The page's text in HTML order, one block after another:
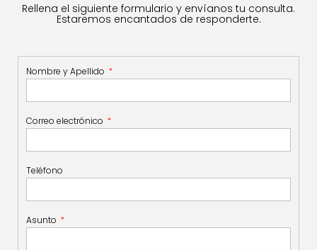
Rellena el siguiente formulario y envíanos tu consulta.
Estaremos encantados de responderte.
Nombre y Apellido
Correo electrónico
Teléfono
Asunto